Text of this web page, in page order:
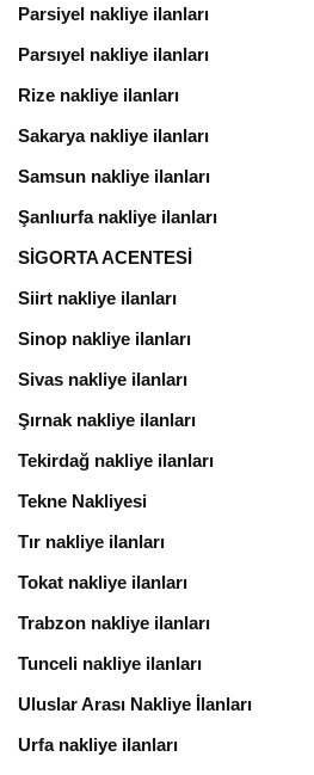
Parsiyel nakliye ilanları
Parsıyel nakliye ilanları
Rize nakliye ilanları
Sakarya nakliye ilanları
Samsun nakliye ilanları
Şanlıurfa nakliye ilanları
SİGORTA ACENTESİ
Siirt nakliye ilanları
Sinop nakliye ilanları
Sivas nakliye ilanları
Şırnak nakliye ilanları
Tekirdağ nakliye ilanları
Tekne Nakliyesi
Tır nakliye ilanları
Tokat nakliye ilanları
Trabzon nakliye ilanları
Tunceli nakliye ilanları
Uluslar Arası Nakliye İlanları
Urfa nakliye ilanları